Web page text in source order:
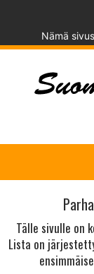
Nämä
Tälle sivulle on
Lista on